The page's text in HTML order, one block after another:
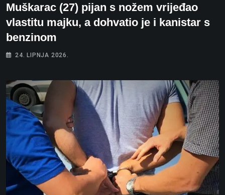
Muškarac (27) pijan s nožem vrijeđao
vlastitu majku, a dohvatio je i kanistar s
benzinom
24. LIPNJA 2026.